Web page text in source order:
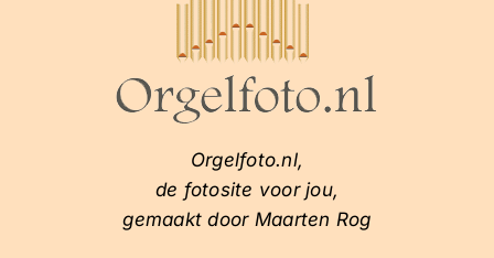
Orgelfoto.nl,
de fotosite voor jou,
gemaakt door Maarten Rog